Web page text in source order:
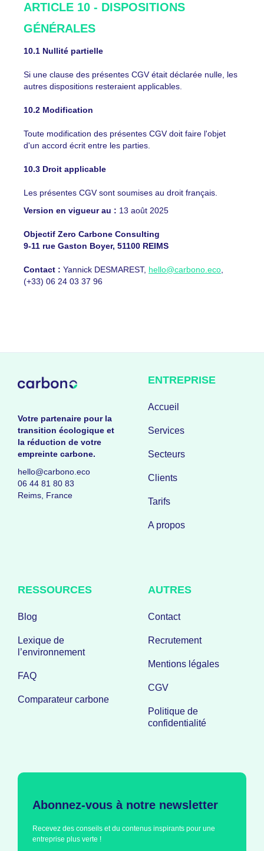
ARTICLE 10 - DISPOSITIONS
GÉNÉRALES
10.1 Nullité partielle
Si une clause des présentes CGV était déclarée nulle, les
autres dispositions resteraient applicables.
10.2 Modification
Toute modification des présentes CGV doit faire l'objet
d'un accord écrit entre les parties.
10.3 Droit applicable
Les présentes CGV sont soumises au droit français.
Version en vigueur au : 13 août 2025
Objectif Zero Carbone Consulting
9-11 rue Gaston Boyer, 51100 REIMS
Contact : Yannick DESMAREST, hello@carbono.eco
(+33) 06 24 03 37 96
Votre partenaire pour la
transition écologique et
la réduction de votre
empreinte carbone.
hello@carbono.eco
06 44 81 80 83
Reims, France
ENTREPRISE
Accueil
Services
Secteurs
Clients
Tarifs
A propos
RESSOURCES
Blog
Lexique de
l’environnement
FAQ
Comparateur carbone
AUTRES
Contact
Recrutement
Mentions légales
CGV
Politique de
confidentialité
Abonnez-vous à notre newsletter
Recevez des conseils et du contenus inspirants pour une
entreprise plus verte !